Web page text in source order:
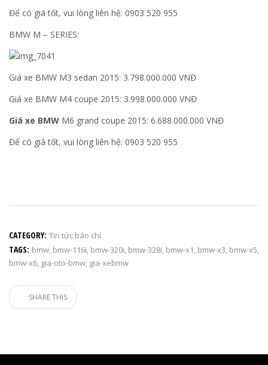
Để có giá tốt, vui lòng liên hệ: 0903 520 955
BMW M – SERIES:
Giá xe BMW M3 sedan 2015: 3.798.000.000 VNĐ
Giá xe BMW M4 coupe 2015: 3.998.000.000 VNĐ
Giá xe BMW M6 grand coupe 2015: 6.688.000.000 VNĐ
Để có giá tốt, vui lòng liên hệ: 0903 520 955
CATEGORY: Tin tức báo chí
TAGS: bmw, bmw-116i, bmw-320i, bmw-328i, bmw-x1, bmw-x3, bmw-x5,
bmw-x6, gia-oto-bmw, gia-xebmw
SHARE THIS